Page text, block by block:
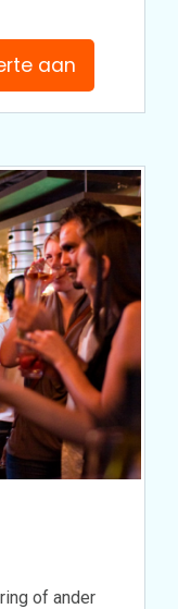
aan
of ander